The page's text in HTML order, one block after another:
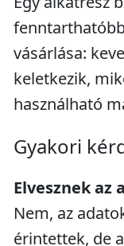
vásárlása:
keletkezik,
használható
Gyakori
Elvesznek az
Nem, az
érintettek, de